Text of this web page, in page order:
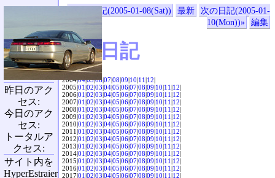
«前の日記(2005-01-08(Sat)) 最新
次の日記(2005-01-
10(Mon))»
編集
SVX日記
2004|04|05|06|07|08|09|10|11|12|
2005|01|02|03|04|05|06|07|08|09|10|11|12|
2006|01|02|03|04|05|06|07|08|09|10|11|12|
2007|01|02|03|04|05|06|07|08|09|10|11|12|
2008|01|02|03|04|05|06|07|08|09|10|11|12|
2009|01|02|03|04|05|06|07|08|09|10|11|12|
2010|01|02|03|04|05|06|07|08|09|10|11|12|
2011|01|02|03|04|05|06|07|08|09|10|11|12|
2012|01|02|03|04|05|06|07|08|09|10|11|12|
2013|01|02|03|04|05|06|07|08|09|10|11|12|
2014|01|02|03|04|05|06|07|08|09|10|11|12|
2015|01|02|03|04|05|06|07|08|09|10|11|12|
2016|01|02|03|04|05|06|07|08|09|10|11|12|
2017|01|02|03|04|05|06|07|08|09|10|11|12|
昨日のアク
セス:
今日のアク
セス:
トータルア
クセス:
サイト内を
HyperEstraier